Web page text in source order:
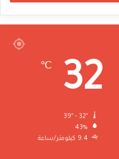
32
℃
43%
9.4 كيلومتر/ساعة